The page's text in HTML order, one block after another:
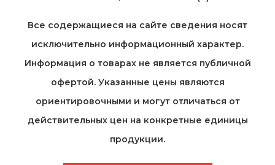
Все содержащиеся на cайте сведения носят
исключительно информационный характер.
Информация о товарах не является публичной
офертой. Указанные цены являются
ориентировочными и могут отличаться от
действительных цен на конкретные единицы
продукции.